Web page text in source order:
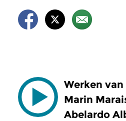
Werken
Marin
Abelardo